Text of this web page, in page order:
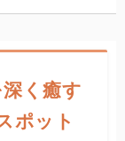
く癒す
ポット